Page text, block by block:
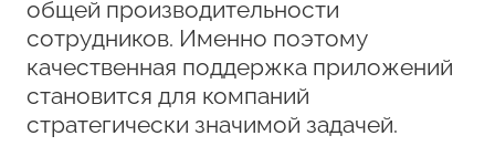
общей производительности
сотрудников. Именно поэтому
качественная поддержка приложений
становится для компаний
стратегически значимой задачей.